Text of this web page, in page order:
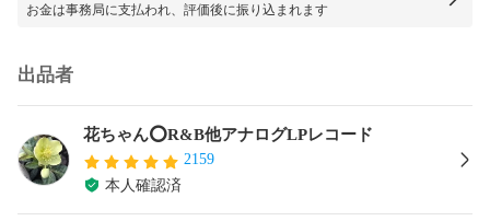
お金は事務局に支払われ、評価後に振り込まれます
出品者
花ちゃん⭕️R&B他アナログLPレコード
2159
本人確認済